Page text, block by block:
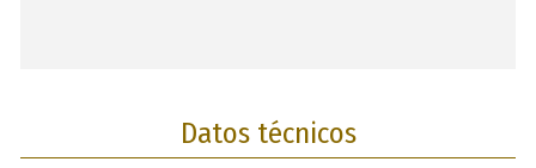
Datos técnicos